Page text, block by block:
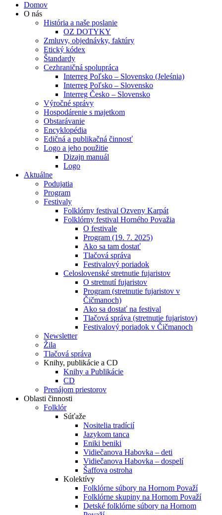
Domov
O nás
História a naše poslanie
OZ DOTYKY
Zmluvy, objednávky, faktúry
Etický kódex
Štandardy
Cezhraničná spolupráca
Interreg Poľsko – Slovensko (Jeleśnia)
Interreg Poľsko – Slovensko
Interreg Česko – Slovensko
Výročné správy
Hospodárenie s majetkom
Obstarávanie
Encyklopédia
Edičná a publikačná činnosť
Logo a jeho použitie
Dizajn manuál
Logo
Aktuálne
Podujatia
Program
Festivaly
Folklórny festival Ozveny Karpát
Folklórny festival Horného Považia
O festivale
Program (19. 7. 2025)
Ako sa tam dostať
Tlačová správa
Festivalový poriadok
Celoslovenské stretnutie fujaristov
O stretnutí fujaristov
Program (stretnutie fujaristov v
Čičmanoch)
Ako sa dostať na festival
Tlačová správa (stretnutie fujaristov)
Festivalový poriadok v Čičmanoch
Newsletter
Žila
Tlačová správa
Knihy, publikácie a CD
Knihy a Publikácie
CD
Prenájom priestorov
Oblasti činnosti
Folklór
Súťaže
Nositelia tradícií
Jazykom tanca
Eniki beniki
Vidiečanova Habovka – deti
Vidiečanova Habovka – dospelí
Šaffova ostroha
Kolektívy
Folklórne súbory na Hornom Považí
Folklórne skupiny na Hornom Považí
Detské folklórne súbory na Hornom